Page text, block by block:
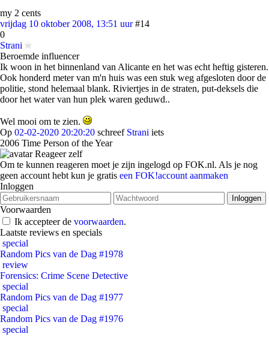
my 2 cents
vrijdag 10 oktober 2008, 13:51 uur #14
0
Strani
Beroemde influencer
Ik woon in het binnenland van Alicante en het was echt heftig gisteren.
Ook honderd meter van m'n huis was een stuk weg afgesloten door de
politie, stond helemaal blank. Riviertjes in de straten, put-deksels die
door het water van hun plek waren geduwd..
Wel mooi om te zien.
Op 02-02-2020 20:20:20 schreef Strani iets
2006 Time Person of the Year
Reageer zelf
Om te kunnen reageren moet je zijn ingelogd op FOK.nl. Als je nog
geen account hebt kun je gratis een FOK!account aanmaken
Inloggen
Voorwaarden
Ik accepteer de voorwaarden.
Laatste reviews en specials
special
Random Pics van de Dag #1978
review
Forensics: Crime Scene Detective
special
Random Pics van de Dag #1977
special
Random Pics van de Dag #1976
special